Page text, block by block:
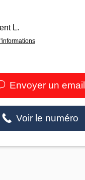
L.
Envoyer un email
Voir le numéro